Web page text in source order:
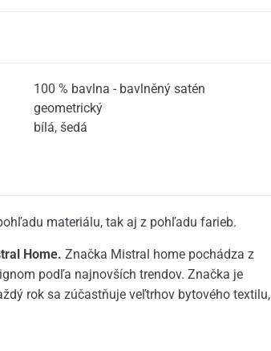
100 % bavlna - bavlněný satén
geometrický
bílá, šedá
materiálu, tak aj z pohľadu farieb.
Home. Značka Mistral home pochádza z
podľa najnovších trendov. Značka je
rok sa zúčastňuje veľtrhov bytového textilu,